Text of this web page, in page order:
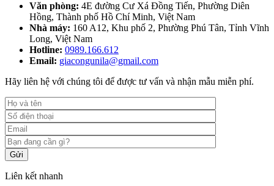
Văn phòng: 4E đường Cư Xá Đồng Tiến, Phường Diên
Hồng, Thành phố Hồ Chí Minh, Việt Nam
Nhà máy: 160 A12, Khu phố 2, Phường Phú Tân, Tỉnh Vĩnh
Long, Việt Nam
Hotline: 0989.166.612
Email: giacongunila@gmail.com
Hãy liên hệ với chúng tôi để được tư vấn và nhận mẫu miễn phí.
Gửi
Liên kết nhanh